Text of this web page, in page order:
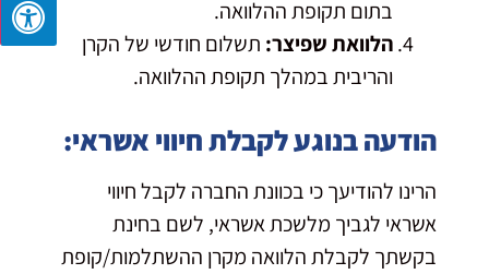
בתום תקופת ההלוואה.
הלוואת שפיצר: תשלום חודשי של הקרן
והריבית במהלך תקופת ההלוואה.
הודעה בנוגע לקבלת חיווי אשראי:
הרינו להודיעך כי בכוונת החברה לקבל חיווי
אשראי לגביך מלשכת אשראי, לשם בחינת
בקשתך לקבלת הלוואה מקרן ההשתלמות/קופת